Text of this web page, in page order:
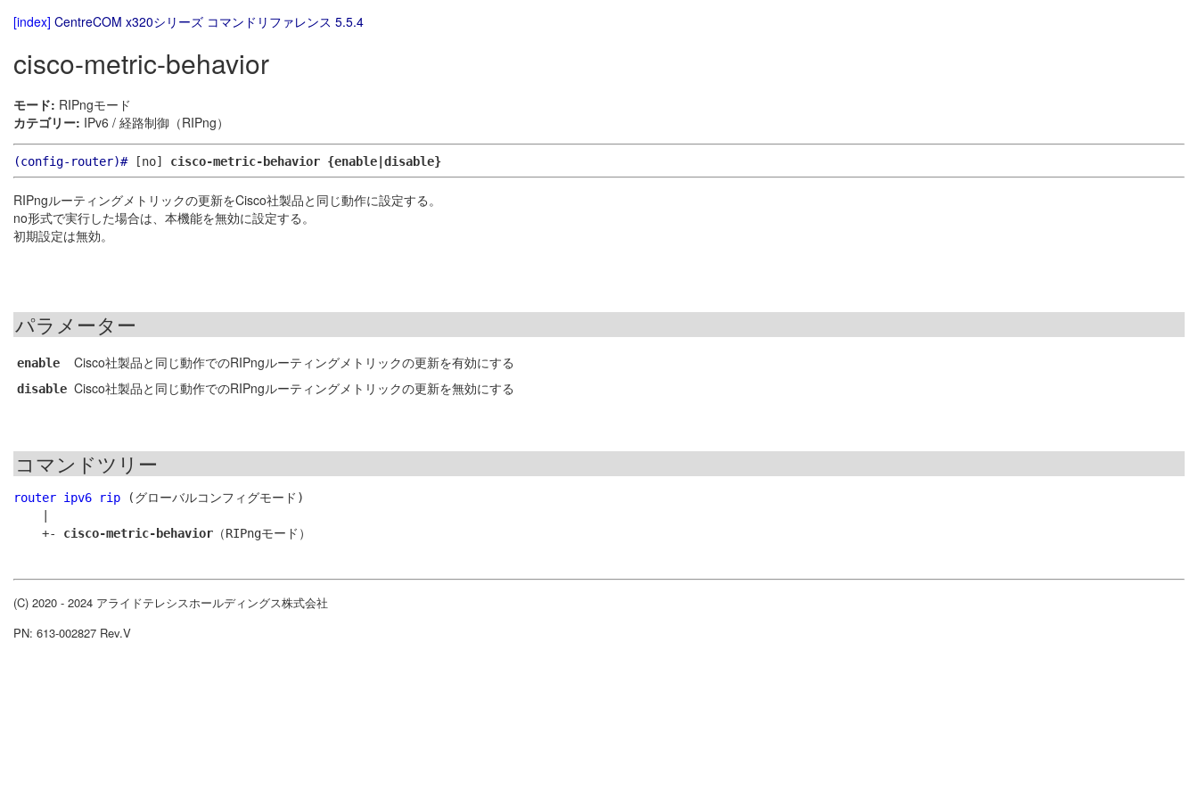
[index] CentreCOM x320シリーズ コマンドリファレンス 5.5.4
cisco-metric-behavior
モード: RIPngモード
カテゴリー: IPv6 / 経路制御（RIPng）
(config-router)#[no] cisco-metric-behavior {enable|disable}
RIPngルーティングメトリックの更新をCisco社製品と同じ動作に設定する。
no形式で実行した場合は、本機能を無効に設定する。
初期設定は無効。
パラメーター
enable Cisco社製品と同じ動作でのRIPngルーティングメトリックの更新を有効にする
disable Cisco社製品と同じ動作でのRIPngルーティングメトリックの更新を無効にする
コマンドツリー
router ipv6 rip (グローバルコンフィグモード)
    +-
cisco-metric-behavior
(C) 2020 - 2024 アライドテレシスホールディングス株式会社
PN: 613-002827 Rev.V